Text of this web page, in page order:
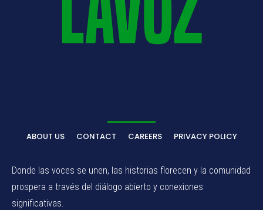
ABOUT US CONTACT CAREERS PRIVACY POLICY
Donde las voces se unen, las historias florecen y la comunidad
prospera a través del diálogo abierto y conexiones
significativas.